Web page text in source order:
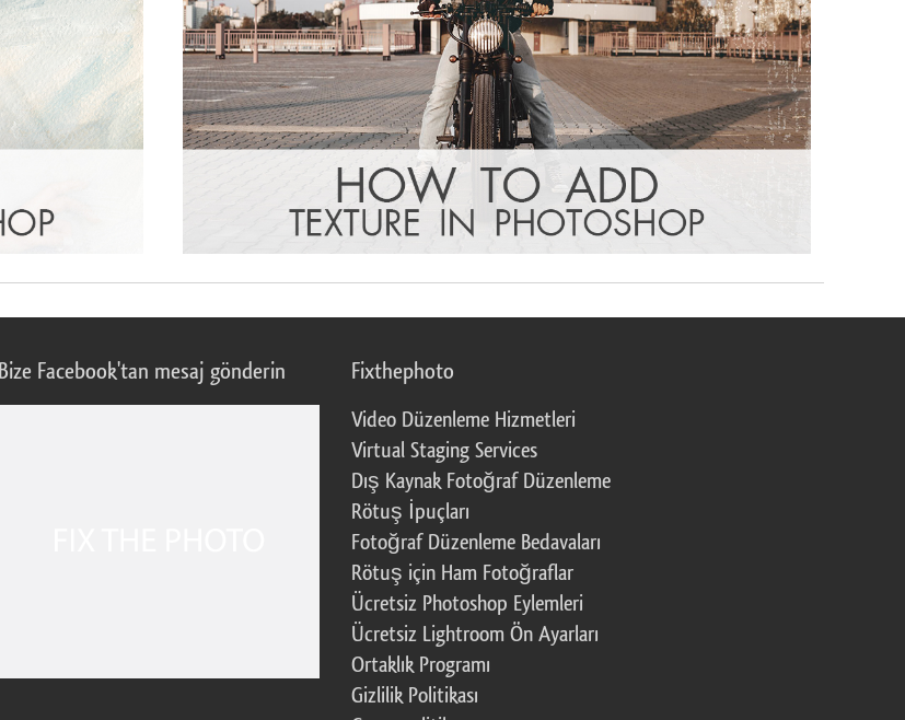
Bize Facebook'tan mesaj gönderin Fixthephoto
Video Düzenleme Hizmetleri
Virtual Staging Services
Dış Kaynak Fotoğraf Düzenleme
Rötuş İpuçları
Fotoğraf Düzenleme Bedavaları
Rötuş için Ham Fotoğraflar
Ücretsiz Photoshop Eylemleri
Ücretsiz Lightroom Ön Ayarları
Ortaklık Programı
Gizlilik Politikası